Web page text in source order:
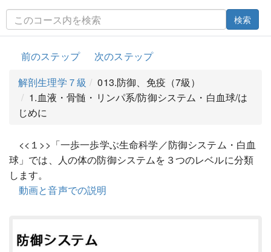
検索
前のステップ
次のステップ
解剖生理学７級
013.防御、免疫（7級）
1.血液・骨髄・リンパ系/防御システム・白血球/は
じめに
<<１>>「一歩一歩学ぶ生命科学／防御システム・白血
球」では、人の体の防御システムを３つのレベルに分類
します。
動画と音声での説明